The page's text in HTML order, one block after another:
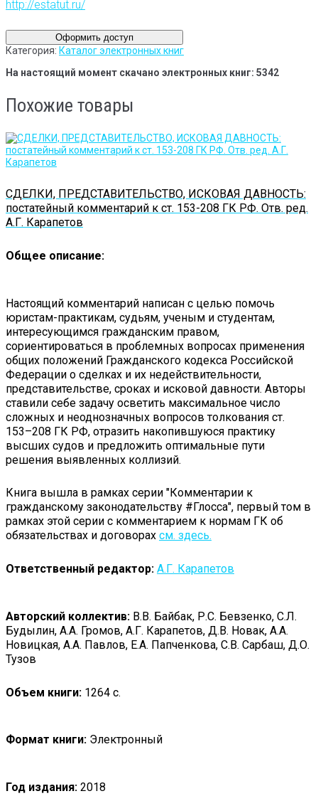
http://estatut.ru/
Оформить доступ
Категория: Каталог электронных книг
На настоящий момент скачано электронных книг: 5342
Похожие товары
СДЕЛКИ, ПРЕДСТАВИТЕЛЬСТВО, ИСКОВАЯ ДАВНОСТЬ:
постатейный комментарий к ст. 153-208 ГК РФ. Отв. ред.
А.Г. Карапетов
Общее описание:
Настоящий комментарий написан с целью помочь
юристам-практикам, судьям, ученым и студентам,
интересующимся гражданским правом,
сориентироваться в проблемных вопросах применения
общих положений Гражданского кодекса Российской
Федерации о сделках и их недействительности,
представительстве, сроках и исковой давности. Авторы
ставили себе задачу осветить максимальное число
сложных и неоднозначных вопросов толкования ст.
153–208 ГК РФ, отразить накопившуюся практику
высших судов и предложить оптимальные пути
решения выявленных коллизий.
Книга вышла в рамках серии "Комментарии к
гражданскому законодательству #Глосса", первый том в
рамках этой серии с комментарием к нормам ГК об
обязательствах и договорах см. здесь.
Ответственный редактор: А.Г. Карапетов
Авторский коллектив: В.В. Байбак, Р.С. Бевзенко, С.Л.
Будылин, А.А. Громов, А.Г. Карапетов, Д.В. Новак, А.А.
Новицкая, А.А. Павлов, Е.А. Папченкова, С.В. Сарбаш, Д.О.
Тузов
Объем книги: 1264 с.
Формат книги: Электронный
Год издания: 2018